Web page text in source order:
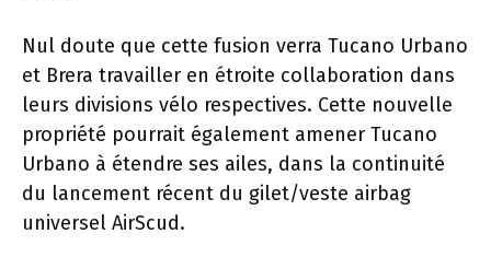
Nul doute que cette fusion verra Tucano Urbano
et Brera travailler en étroite collaboration dans
leurs divisions vélo respectives. Cette nouvelle
propriété pourrait également amener Tucano
Urbano à étendre ses ailes, dans la continuité
du lancement récent du gilet/veste airbag
universel AirScud.